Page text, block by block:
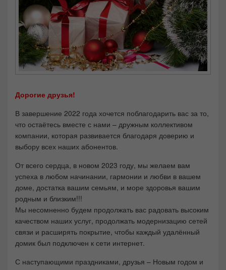
Дорогие друзья!
В завершение 2022 года хочется поблагодарить вас за то,
что остаётесь вместе с нами – дружным коллективом
компании, которая развивается благодаря доверию и
выбору всех наших абонентов.
От всего сердца, в новом 2023 году, мы желаем вам
успеха в любом начинании, гармонии и любви в вашем
доме, достатка вашим семьям, и море здоровья вашим
родным и близким!!!
Мы несомненно будем продолжать вас радовать высоким
качеством наших услуг, продолжать модернизацию сетей
связи и расширять покрытие, чтобы каждый удалённый
домик был подключен к сети интернет.
С наступающими праздниками, друзья – Новым годом и